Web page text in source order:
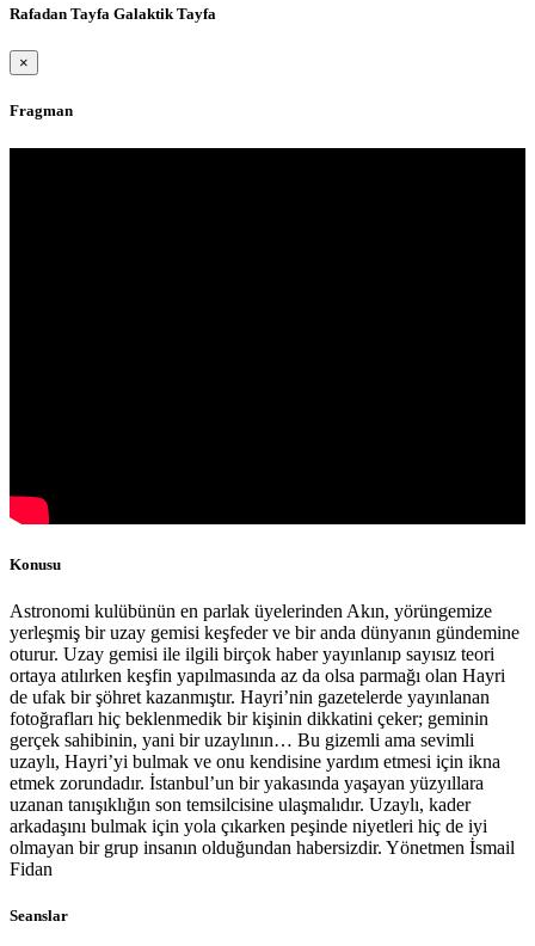
Rafadan Tayfa Galaktik Tayfa
×
Fragman
Konusu
Astronomi kulübünün en parlak üyelerinden Akın, yörüngemize
yerleşmiş bir uzay gemisi keşfeder ve bir anda dünyanın gündemine
oturur. Uzay gemisi ile ilgili birçok haber yayınlanıp sayısız teori
ortaya atılırken keşfin yapılmasında az da olsa parmağı olan Hayri
de ufak bir şöhret kazanmıştır. Hayri’nin gazetelerde yayınlanan
fotoğrafları hiç beklenmedik bir kişinin dikkatini çeker; geminin
gerçek sahibinin, yani bir uzaylının… Bu gizemli ama sevimli
uzaylı, Hayri’yi bulmak ve onu kendisine yardım etmesi için ikna
etmek zorundadır. İstanbul’un bir yakasında yaşayan yüzyıllara
uzanan tanışıklığın son temsilcisine ulaşmalıdır. Uzaylı, kader
arkadaşını bulmak için yola çıkarken peşinde niyetleri hiç de iyi
olmayan bir grup insanın olduğundan habersizdir. Yönetmen İsmail
Fidan
Seanslar